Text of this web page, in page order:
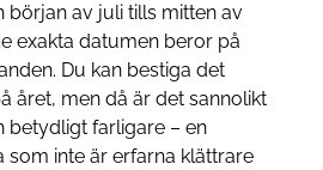
början av juli tills mitten av
exakta datumen beror på
Du kan bestiga det
året, men då är det sannolikt
betydligt farligare – en
som inte är erfarna klättrare